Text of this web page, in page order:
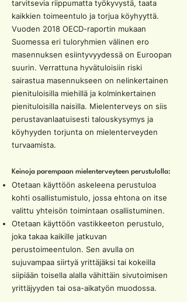
tarvitsevia riippumatta työkyvystä, taata
kaikkien toimeentulo ja torjua köyhyyttä.
Vuoden 2018 OECD-raportin mukaan
Suomessa eri tuloryhmien välinen ero
masennuksen esiintyvyydessä on Euroopan
suurin. Verrattuna hyvätuloisiin riski
sairastua masennukseen on nelinkertainen
pienituloisilla miehillä ja kolminkertainen
pienituloisilla naisilla. Mielenterveys on siis
perustavanlaatuisesti talouskysymys ja
köyhyyden torjunta on mielenterveyden
turvaamista.
Keinoja parempaan mielenterveyteen perustulolla:
Otetaan käyttöön askeleena perustuloa
kohti osallistumistulo, jossa ehtona on itse
valittu yhteisön toimintaan osallistuminen.
Otetaan käyttöön vastikkeeton perustulo,
joka takaa kaikille jatkuvan
perustoimeentulon. Sen avulla on
sujuvampaa siirtyä yrittäjäksi tai kokeilla
siipiään toisella alalla vähittäin sivutoimisen
yrittäjyyden tai osa-aikatyön muodossa.